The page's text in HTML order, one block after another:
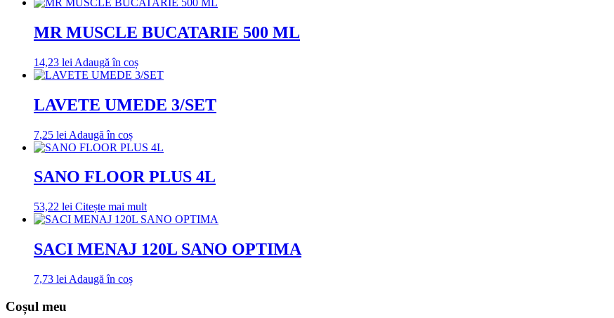
MR MUSCLE BUCATARIE 500 ML
14,23 lei Adaugă în coș
LAVETE UMEDE 3/SET
7,25 lei Adaugă în coș
SANO FLOOR PLUS 4L
53,22 lei Citește mai mult
SACI MENAJ 120L SANO OPTIMA
7,73 lei Adaugă în coș
Coșul meu